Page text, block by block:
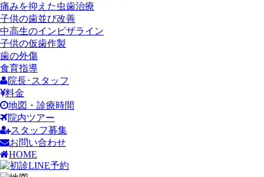
痛みを抑えた虫歯治療
子供の歯並び改善
中高生のインビザライン
子供の仮歯作製
歯の外傷
食育指導
院長･スタッフ
料金
地図・診療時間
院内ツアー
スタッフ募集
お問い合わせ
HOME